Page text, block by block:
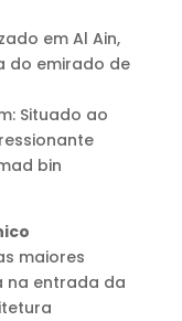
em Al Ain,
do emirado de
Situado ao
bin
maiores
na entrada da